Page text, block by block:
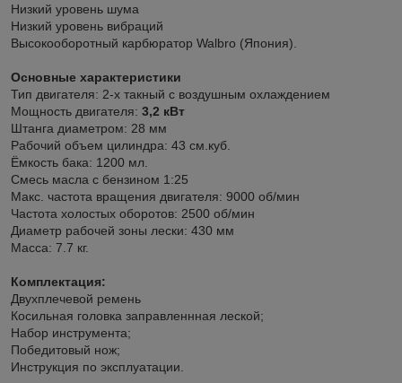
Низкий уровень шума
Низкий уровень вибраций
Высокооборотный карбюратор Walbro (Япония).
Основные характеристики
Тип двигателя: 2-х такный с воздушным охлаждением
Мощность двигателя: 3,2 кВт
Штанга диаметром: 28 мм
Рабочий объем цилиндра: 43 см.куб.
Ёмкость бака: 1200 мл.
Смесь масла с бензином 1:25
Макс. частота вращения двигателя: 9000 об/мин
Частота холостых оборотов: 2500 об/мин
Диаметр рабочей зоны лески: 430 мм
Масса: 7.7 кг.
Комплектация:
Двухплечевой ремень
Косильная головка заправленнная леской;
Набор инструмента;
Победитовый нож;
Инструкция по эксплуатации.